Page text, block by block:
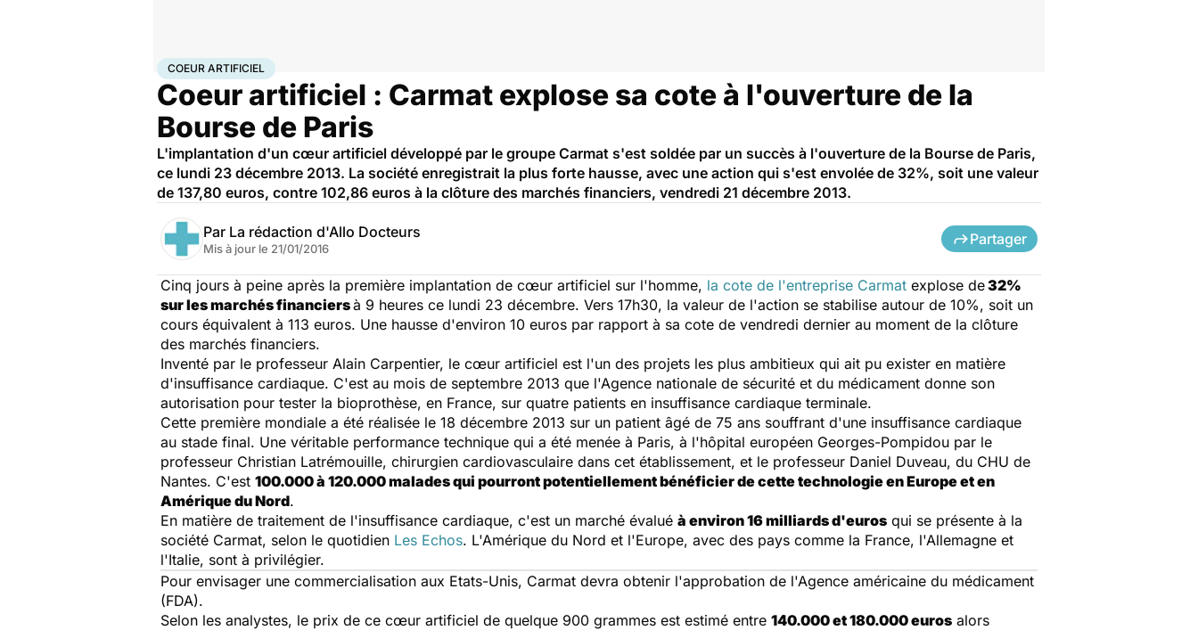
AccueilSantéCoeur artificiel
COEUR ARTIFICIEL
Coeur artificiel : Carmat explose sa cote à l'ouverture de la
Bourse de Paris
L'implantation d'un cœur artificiel développé par le groupe Carmat s'est soldée par un succès à l'ouverture de la Bourse de Paris,
ce lundi 23 décembre 2013. La société enregistrait la plus forte hausse, avec une action qui s'est envolée de 32%, soit une valeur
de 137,80 euros, contre 102,86 euros à la clôture des marchés financiers, vendredi 21 décembre 2013.
Par La rédaction d'Allo Docteurs
Mis à jour le 21/01/2016
Partager
Cinq jours à peine après la première implantation de cœur artificiel sur l'homme, la cote de l'entreprise Carmat explose de32%
sur les marchés financiersà 9 heures ce lundi 23 décembre. Vers 17h30, la valeur de l'action se stabilise autour de 10%, soit un
cours équivalent à 113 euros. Une hausse d'environ 10 euros par rapport à sa cote de vendredi dernier au moment de la clôture
des marchés financiers.
Inventé par le professeur Alain Carpentier, le cœur artificiel est l'un des projets les plus ambitieux qui ait pu exister en matière
d'insuffisance cardiaque. C'est au mois de septembre 2013 que l'Agence nationale de sécurité et du médicament donne son
autorisation pour tester la bioprothèse, en France, sur quatre patients en insuffisance cardiaque terminale.
Cette première mondiale a été réalisée le 18 décembre 2013 sur un patient âgé de 75 ans souffrant d'une insuffisance cardiaque
au stade final. Une véritable performance technique qui a été menée à Paris, à l'hôpital européen Georges-Pompidou par le
professeur Christian Latrémouille, chirurgien cardiovasculaire dans cet établissement, et le professeur Daniel Duveau, du CHU de
Nantes. C'est 100.000 à 120.000 malades qui pourront potentiellement bénéficier de cette technologie en Europe et en
Amérique du Nord.
En matière de traitement de l'insuffisance cardiaque, c'est un marché évalué à environ 16 milliards d'euros qui se présente à la
société Carmat, selon le quotidien Les Echos. L'Amérique du Nord et l'Europe, avec des pays comme la France, l'Allemagne et
l'Italie, sont à privilégier.
Pour envisager une commercialisation aux Etats-Unis, Carmat devra obtenir l'approbation de l'Agence américaine du médicament
(FDA).
Selon les analystes, le prix de ce cœur artificiel de quelque 900 grammes est estimé entre 140.000 et 180.000 euros alors